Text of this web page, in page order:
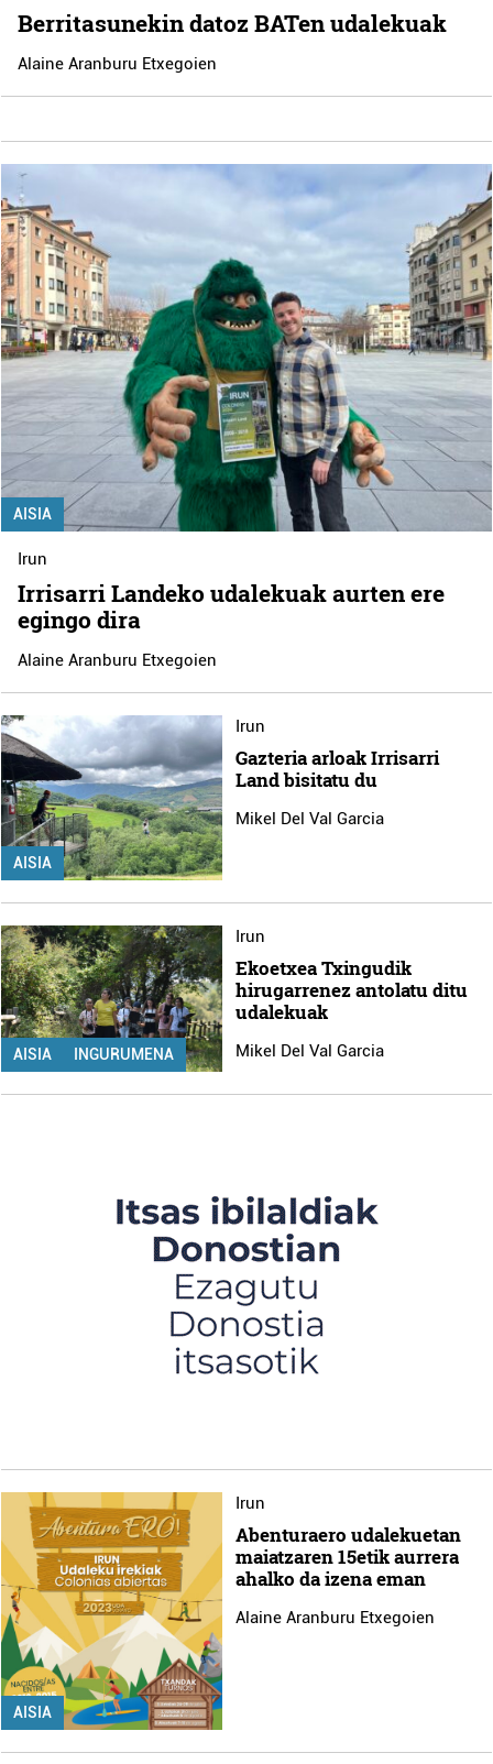
Berritasunekin datoz BATen udalekuak
Alaine Aranburu Etxegoien
AISIA
Irun
Irrisarri Landeko udalekuak aurten ere
egingo dira
Alaine Aranburu Etxegoien
AISIA
Irun
Gazteria arloak Irrisarri
Land bisitatu du
Mikel Del Val Garcia
AISIA INGURUMENA
Irun
Ekoetxea Txingudik
hirugarrenez antolatu ditu
udalekuak
Mikel Del Val Garcia
AISIA
Irun
Abenturaero udalekuetan
maiatzaren 15etik aurrera
ahalko da izena eman
Alaine Aranburu Etxegoien